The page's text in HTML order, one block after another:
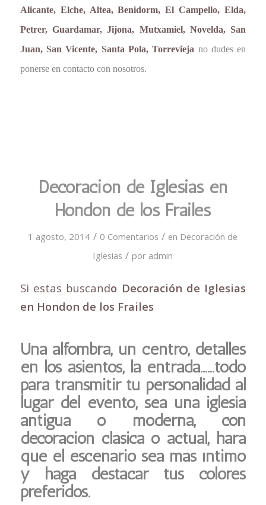
Alicante, Elche, Altea, Benidorm, El Campello, Elda,
Petrer, Guardamar, Jijona, Mutxamiel, Novelda, San
Juan, San Vicente, Santa Pola, Torrevieja no dudes en
ponerse en contacto con nosotros.
Decoración de Iglesias en
Hondon de los Frailes
1 agosto, 2014 / 0 Comentarios / en Decoración de
Iglesias / por admin
Si estas buscando Decoración de Iglesias
en Hondon de los Frailes
Una alfombra, un centro, detalles
en los asientos, la entrada……todo
para transmitir tu personalidad al
lugar del evento, sea una iglesia
antigua o moderna, con
decoración clásica o actual, hará
que el escenario sea más íntimo
y haga destacar tus colores
preferidos.